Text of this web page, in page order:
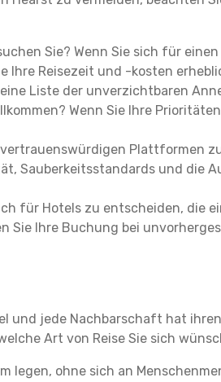
Sie? Wenn Sie sich für
Ihre Reisezeit und -kosten
Liste der unverzichtbaren
Wenn Sie Ihre
Plattformen
Sauberkeitsstandards und die
für Hotels zu entscheiden, die
Sie Ihre Buchung bei
und jede Nachbarschaft hat
Art von Reise Sie sich
legen, ohne sich an